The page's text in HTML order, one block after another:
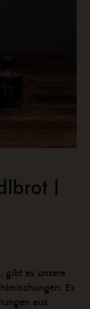
|
gibt es unsere
Es
aus